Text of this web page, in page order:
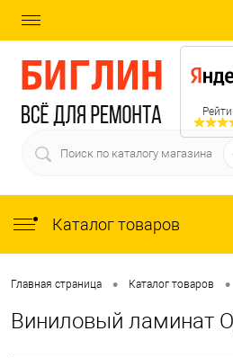
Каталог товаров
Главная страница • Каталог товаров •
Виниловый ламинат